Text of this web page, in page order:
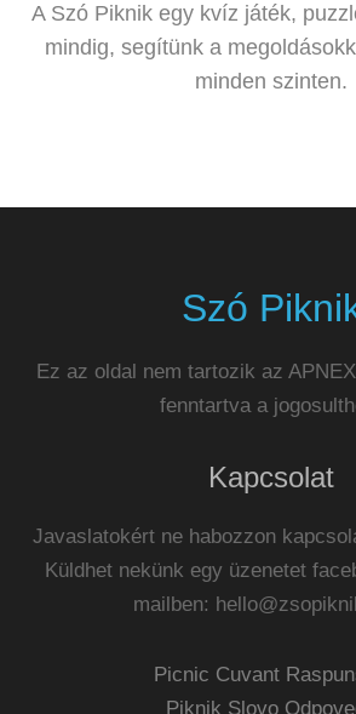
A Szó Piknik egy kvíz játék,
mindig, segítünk a
minden szinten.
Szó
Ez az oldal nem tartozik az
fenntartva a
Kapcsolat
Javaslatokért ne habozzon
Küldhet nekünk egy üzenetet
mailben:
Picnic Cuvant
Piknik Slovo